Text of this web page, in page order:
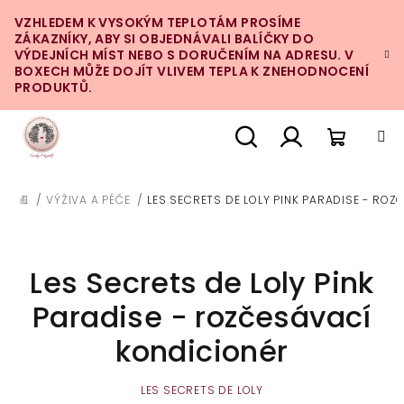
na
obsah
VZHLEDEM K VYSOKÝM TEPLOTÁM PROSÍME
ZÁKAZNÍKY, ABY SI OBJEDNÁVALI BALÍČKY DO
VÝDEJNÍCH MÍST NEBO S DORUČENÍM NA ADRESU. V
BOXECH MŮŽE DOJÍT VLIVEM TEPLA K ZNEHODNOCENÍ
PRODUKTŮ.
DOMŮ
/ VÝŽIVA A PÉČE / LES SECRETS DE LOLY PINK PARADISE -
Les Secrets de Loly Pink
Paradise - rozčesávací
kondicionér
LES SECRETS DE LOLY